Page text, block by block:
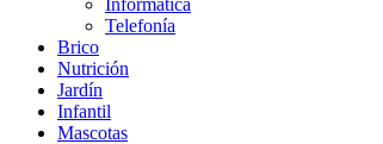
Informática
Telefonía
Brico
Nutrición
Jardín
Infantil
Mascotas